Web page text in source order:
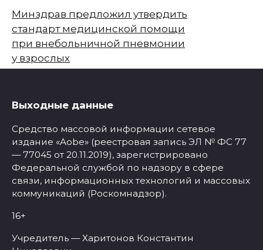
Минздрав предложил утвердить
стандарт медицинской помощи
при внебольничной пневмонии
у взрослых
Выходные данные
Средство массовой информации сетевое
издание «Aobe» (реестровая запись ЭЛ № ФС 77
— 77045 от 20.11.2019), зарегистрировано
Федеральной службой по надзору в сфере
связи, информационных технологий и массовых
коммуникаций (Роскомнадзор).
16+
Учредитель — Харитонов Константин